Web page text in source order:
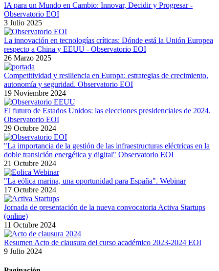
IA para un Mundo en Cambio: Innovar, Decidir y Progresar -
Observatorio EOI
3 Julio 2025
La innovación en tecnologías críticas: Dónde está la Unión Europea
respecto a China y EEUU - Observatorio EOI
26 Marzo 2025
Competitividad y resiliencia en Europa: estrategias de crecimiento,
autonomía y seguridad. Observatorio EOI
19 Noviembre 2024
El futuro de Estados Unidos: las elecciones presidenciales de 2024.
Observatorio EOI
29 Octubre 2024
"La importancia de la gestión de las infraestructuras eléctricas en la
doble transición energética y digital" Observatorio EOI
21 Octubre 2024
"La eólica marina, una oportunidad para España". Webinar
17 Octubre 2024
Jornada de presentación de la nueva convocatoria Activa Startups
(online)
11 Octubre 2024
Resumen Acto de clausura del curso académico 2023-2024 EOI
9 Julio 2024